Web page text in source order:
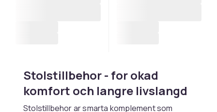
Stolstillbehor - for okad
komfort och langre livslangd
Stolstillbehor ar smarta komplement som